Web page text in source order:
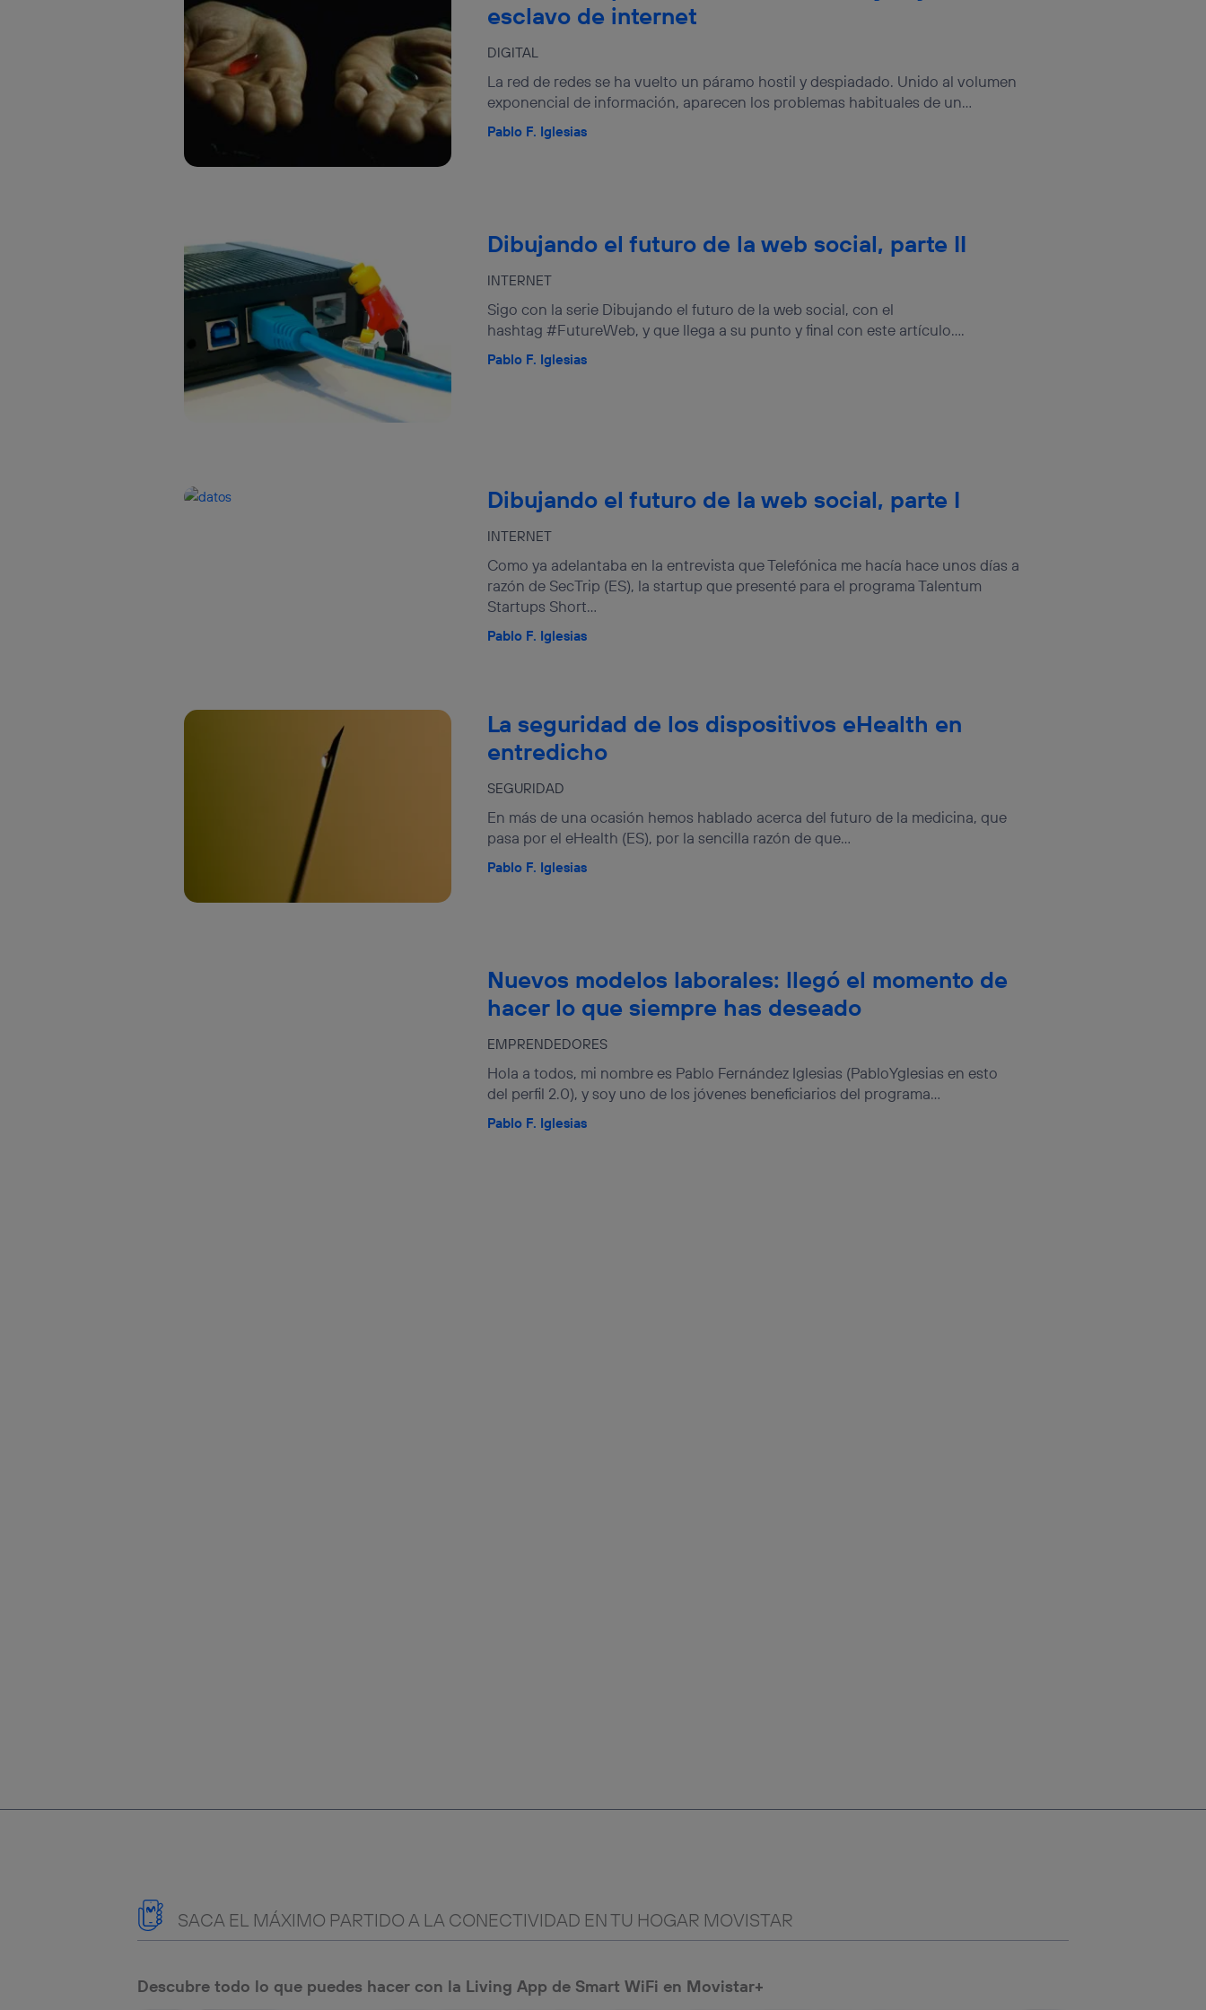
DIGITAL
esclavo de internet
La red de redes se ha vuelto un páramo hostil y despiadado. Unido al volumen
exponencial de información, aparecen los problemas habituales de un...
Pablo F. Iglesias
INTERNET
Dibujando el futuro de la web social, parte II
Sigo con la serie Dibujando el futuro de la web social, con el
hashtag #FutureWeb, y que llega a su punto y final con este artículo....
Pablo F. Iglesias
INTERNET
Dibujando el futuro de la web social, parte I
Como ya adelantaba en la entrevista que Telefónica me hacía hace unos días a
razón de SecTrip (ES), la startup que presenté para el programa Talentum
Startups Short...
Pablo F. Iglesias
SEGURIDAD
La seguridad de los dispositivos eHealth en
entredicho
En más de una ocasión hemos hablado acerca del futuro de la medicina, que
pasa por el eHealth (ES), por la sencilla razón de que...
Pablo F. Iglesias
EMPRENDEDORES
Nuevos modelos laborales: llegó el momento de
hacer lo que siempre has deseado
Hola a todos, mi nombre es Pablo Fernández Iglesias (PabloYglesias en esto
del perfil 2.0), y soy uno de los jóvenes beneficiarios del programa...
Pablo F. Iglesias
SACA EL MÁXIMO PARTIDO A LA CONECTIVIDAD EN TU HOGAR MOVISTAR
Descubre todo lo que puedes hacer con la Living App de Smart WiFi en Movistar+